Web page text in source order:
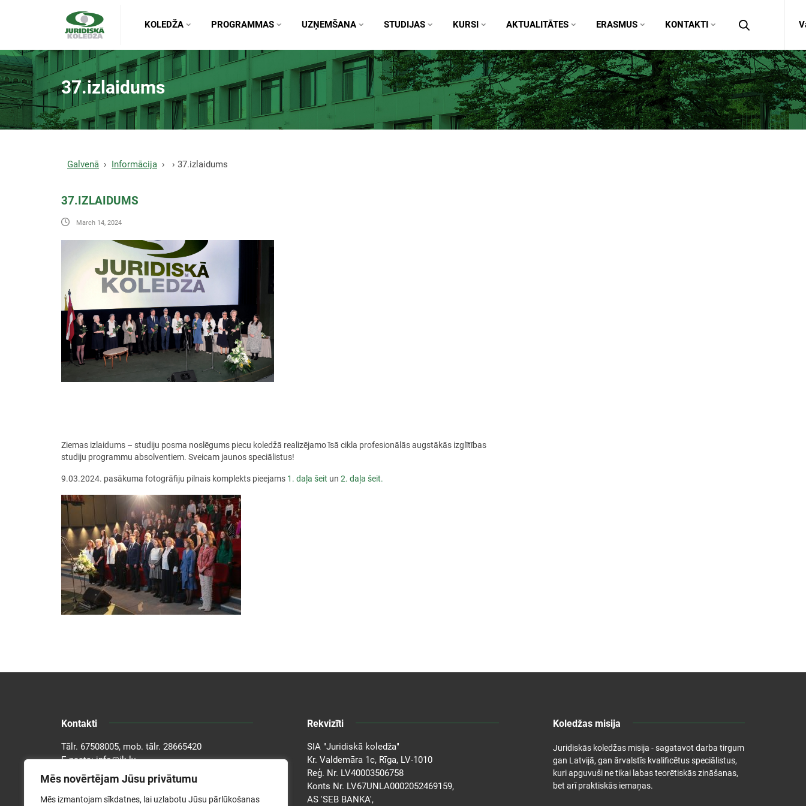
Mēs novērtējam Jūsu privātumu
Mēs izmantojam sīkdatnes, lai uzlabotu Jūsu pārlūkošanas
KOLEDŽA PROGRAMMAS UZŅEMŠANA STUDIJAS KURSI AKTUALITĀTES ERASMUS KONTAKTI
37.izlaidums
Galvenā Informācija 37.izlaidums
37.IZLAIDUMS
March 14, 2024
Ziemas izlaidums – studiju posma noslēgums piecu koledžā realizējamo īsā cikla profesionālās augstākās izglītības
studiju programmu absolventiem. Sveicam jaunos speciālistus!
9.03.2024. pasākuma fotogrāfiju pilnais komplekts pieejams 1. daļa šeit un 2. daļa šeit.
Kontakti
Tālr. 67508005, mob. tālr. 28665420
E-pasts:info@jk.lv
Adrese: Kronvalda bulv. 1A, Rīga, LV-1010
Rekvizīti
SIA "Juridiskā koledža"
Kr. Valdemāra 1c, Rīga, LV-1010
Reģ. Nr. LV40003506758
Konts Nr. LV67UNLA0002052469159,
AS 'SEB BANKA',
Koledžas misija
Juridiskās koledžas misija - sagatavot darba tirgum
gan Latvijā, gan ārvalstīs kvalificētus speciālistus,
kuri apguvuši ne tikai labas teorētiskās zināšanas,
bet arī praktiskās iemaņas.